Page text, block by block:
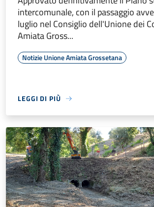
intercomunale, con il passaggio
luglio nel Consiglio dell'Unione dei
Amiata Gross...
Notizie Unione Amiata Grossetana
LEGGI DI PIÙ